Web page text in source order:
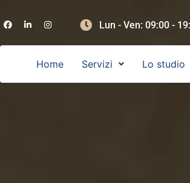
Lun - Ven: 09:00 -
Home Servizi Lo studio